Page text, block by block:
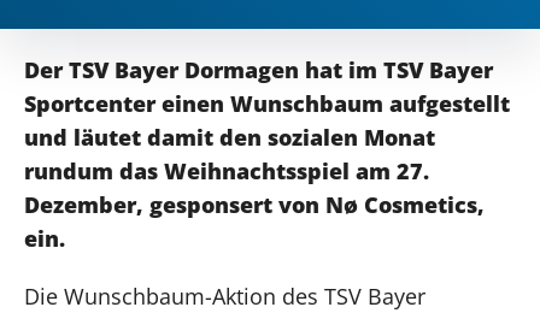
Der TSV Bayer Dormagen hat im TSV Bayer
Sportcenter einen Wunschbaum aufgestellt
und läutet damit den sozialen Monat
rundum das Weihnachtsspiel am 27.
Dezember, gesponsert von Nø Cosmetics,
ein.
Die Wunschbaum-Aktion des TSV Bayer